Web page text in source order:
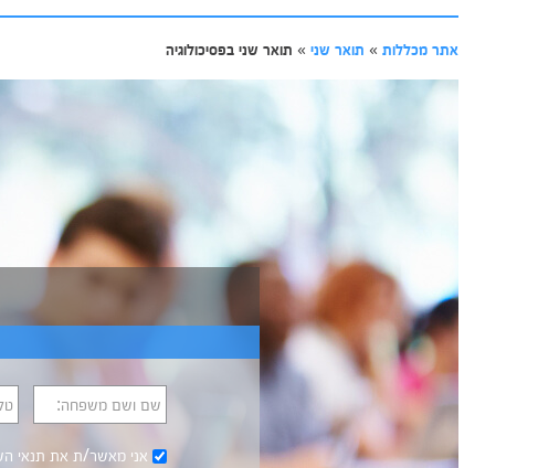
אתר מכללות » תואר שני » תואר שני בפסיכולוגיה
שם ושם משפחה:
אני מאשר/ת את תנאי